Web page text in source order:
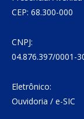
CEP: 68.300-000
CNPJ:
04.876.397/0001-
Eletrônico:
Ouvidoria / e-SIC